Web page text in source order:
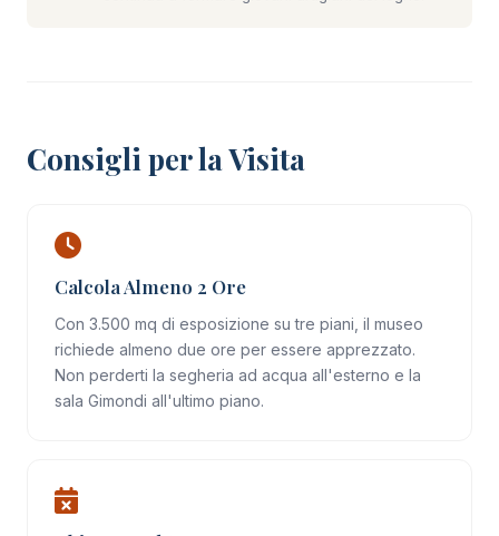
Consigli per la Visita
Calcola Almeno 2 Ore
Con 3.500 mq di esposizione su tre piani, il museo
richiede almeno due ore per essere apprezzato.
Non perderti la segheria ad acqua all'esterno e la
sala Gimondi all'ultimo piano.